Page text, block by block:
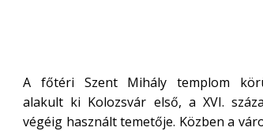
A főtéri Szent Mihály templom
alakult ki Kolozsvár első, a XVI.
végéig használt temetője. Közben a